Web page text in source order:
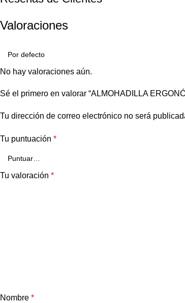
Valoraciones
No hay valoraciones aún.
Sé el primero en valorar “ALMOHADILLA
Tu dirección de correo electrónico no será
Tu puntuación *
Tu valoración *
Nombre *